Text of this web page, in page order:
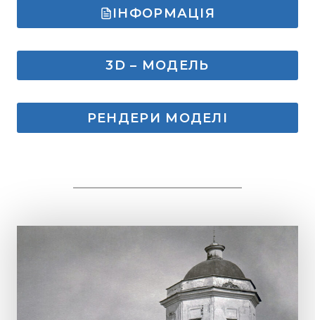
ІНФОРМАЦІЯ
3D – МОДЕЛЬ
РЕНДЕРИ МОДЕЛІ